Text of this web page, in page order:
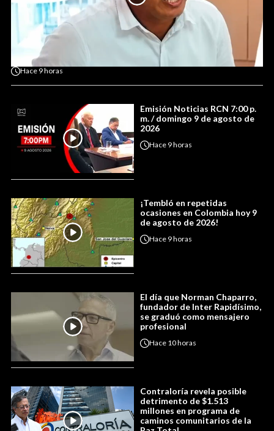
Hace 9 horas
Emisión Noticias RCN 7:00 p.
m. / domingo 9 de agosto de
2026
Hace 9 horas
¡Tembló en repetidas
ocasiones en Colombia hoy 9
de agosto de 2026!
Hace 9 horas
El día que Norman Chaparro,
fundador de Inter Rapidísimo,
se graduó como mensajero
profesional
Hace 10 horas
Contraloría revela posible
detrimento de $1.513
millones en programa de
caminos comunitarios de la